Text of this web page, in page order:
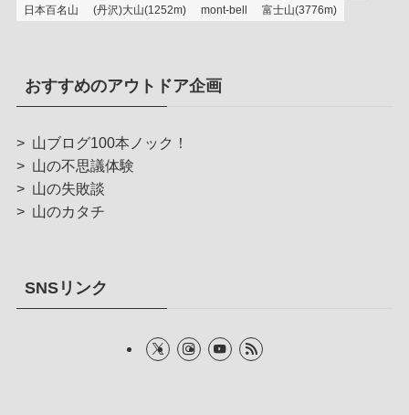
日本百名山
(丹沢)大山(1252m) mont-bell 富士山(3776m)
おすすめのアウトドア企画
> 山ブログ100本ノック！
> 山の不思議体験
> 山の失敗談
> 山のカタチ
SNSリンク